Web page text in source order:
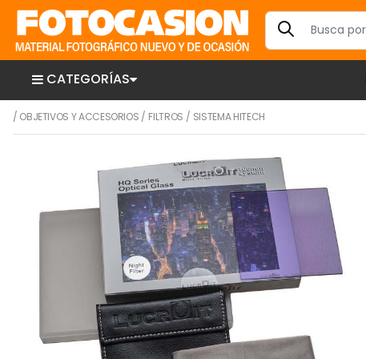
CATEGORÍAS
/ OBJETIVOS Y ACCESORIOS / FILTROS / SISTEMA HITECH